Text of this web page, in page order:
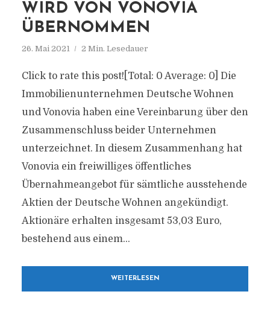
WIRD VON VONOVIA
ÜBERNOMMEN
26. Mai 2021 2 Min. Lesedauer
Click to rate this post![Total: 0 Average: 0] Die
Immobilienunternehmen Deutsche Wohnen
und Vonovia haben eine Vereinbarung über den
Zusammenschluss beider Unternehmen
unterzeichnet. In diesem Zusammenhang hat
Vonovia ein freiwilliges öffentliches
Übernahmeangebot für sämtliche ausstehende
Aktien der Deutsche Wohnen angekündigt.
Aktionäre erhalten insgesamt 53,03 Euro,
bestehend aus einem...
WEITERLESEN